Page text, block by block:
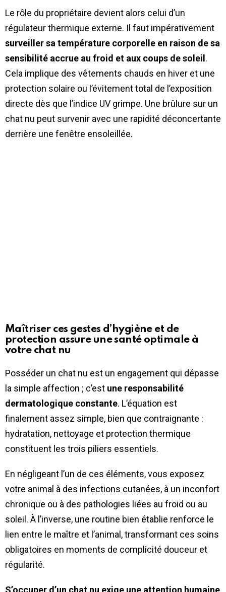
Le rôle du propriétaire devient alors celui d’un
régulateur thermique externe. Il faut impérativement
surveiller sa température corporelle en raison de sa
sensibilité accrue au froid et aux coups de soleil.
Cela implique des vêtements chauds en hiver et une
protection solaire ou l’évitement total de l’exposition
directe dès que l’indice UV grimpe. Une brûlure sur un
chat nu peut survenir avec une rapidité déconcertante
derrière une fenêtre ensoleillée.
Maîtriser ces gestes d’hygiène et de
protection assure une santé optimale à
votre chat nu
Posséder un chat nu est un engagement qui dépasse
la simple affection ; c’est une responsabilité
dermatologique constante. L’équation est
finalement assez simple, bien que contraignante :
hydratation, nettoyage et protection thermique
constituent les trois piliers essentiels.
En négligeant l’un de ces éléments, vous exposez
votre animal à des infections cutanées, à un inconfort
chronique ou à des pathologies liées au froid ou au
soleil. À l’inverse, une routine bien établie renforce le
lien entre le maître et l’animal, transformant ces soins
obligatoires en moments de complicité douceur et
régularité.
S’occuper d’un chat nu exige une attention humaine